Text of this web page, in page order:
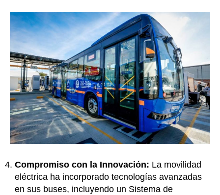
Compromiso con la Innovación: La movilidad
eléctrica ha incorporado tecnologías avanzadas
en sus buses, incluyendo un Sistema de